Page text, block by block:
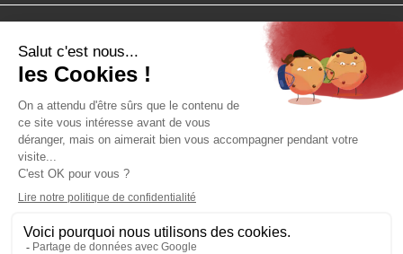
Cliquez-ici pour modifier vos préférences en matière de cookies
QUARTIER LIBRE - SAS au capital de 100 000 € - RCS Lyon B 384